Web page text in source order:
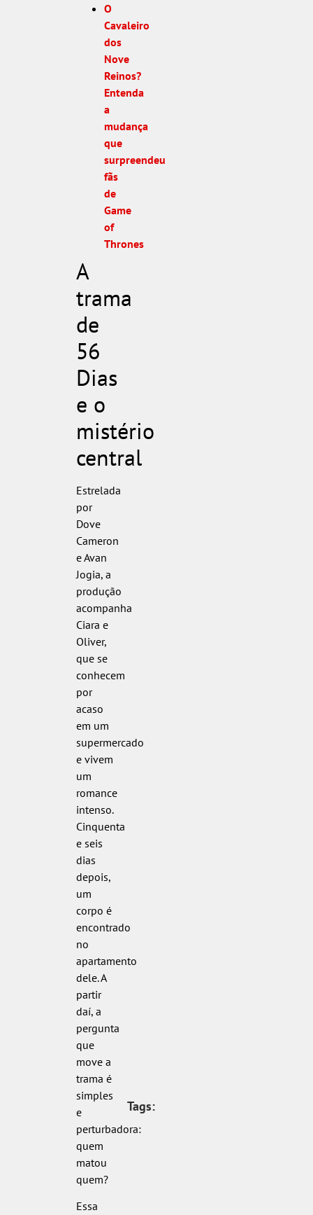
O
Cavaleiro
dos
Nove
Reinos?
Entenda
a
mudança
que
surpreendeu
fãs
de
Game
of
Thrones
A
trama
de
56
Dias
e o
mistério
central
Estrelada
por
Dove
Cameron
e Avan
Jogia, a
produção
acompanha
Ciara e
Oliver,
que se
conhecem
por
acaso
em um
supermercado
e vivem
um
romance
intenso.
Cinquenta
e seis
dias
depois,
um
corpo é
encontrado
no
apartamento
dele. A
partir
daí, a
pergunta
que
move a
trama é
simples
e
perturbadora:
quem
matou
quem?
Essa
Tags: